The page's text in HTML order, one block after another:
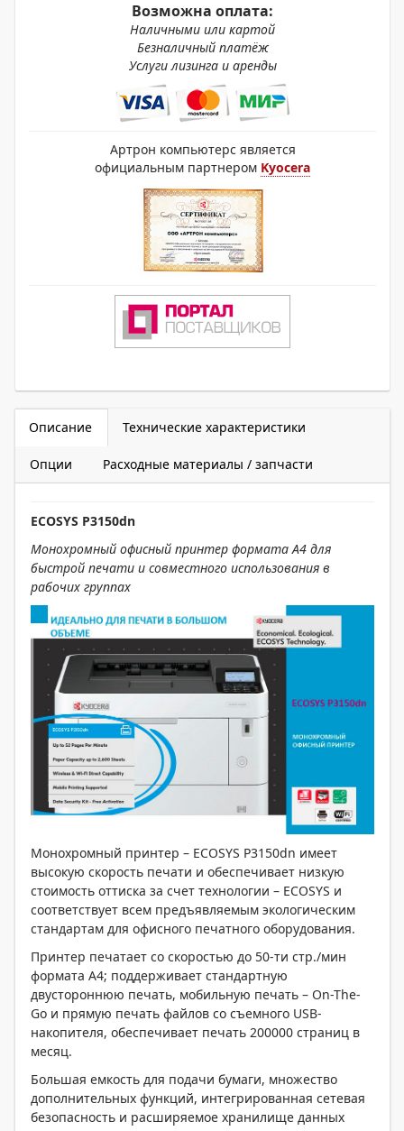
Возможна оплата:
Наличными или картой
Безналичный платёж
Услуги лизинга и аренды
Артрон компьютерс является
официальным партнером Kyocera
Описание Технические характеристики
Опции Расходные материалы / запчасти
ECOSYS P3150dn
Монохромный офисный принтер формата А4 для
быстрой печати и совместного использования в
рабочих группах
Монохромный принтер – ECOSYS P3150dn имеет
высокую скорость печати и обеспечивает низкую
стоимость оттиска за счет технологии – ECOSYS и
соответствует всем предъявляемым экологическим
стандартам для офисного печатного оборудования.
Принтер печатает со скоростью до 50-ти стр./мин
формата A4; поддерживает стандартную
двустороннюю печать, мобильную печать – On-The-
Go и прямую печать файлов со съемного USB-
накопителя, обеспечивает печать 200000 страниц в
месяц.
Большая емкость для подачи бумаги, множество
дополнительных функций, интегрированная сетевая
безопасность и расширяемое хранилище данных